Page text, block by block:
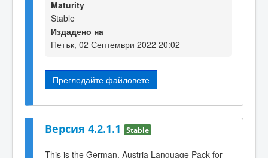
Maturity
Stable
Издадено на
Петък, 02 Септември 2022 20:02
Прегледайте файловете
Версия 4.2.1.1 Stable
This is the German, Austria Language Pack for